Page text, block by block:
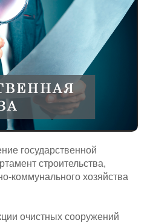
государственной
строительства,
коммунального хозяйства
очистных сооружений